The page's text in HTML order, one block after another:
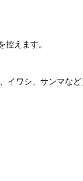
えます。
イワシ、サンマなど